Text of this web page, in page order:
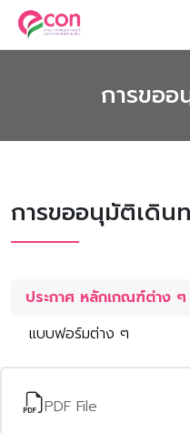
การขอ
การขออนุมัติเดิน
ประกาศ หลักเกณฑ์ต่าง ๆ
แบบฟอร์มต่าง ๆ
PDF File